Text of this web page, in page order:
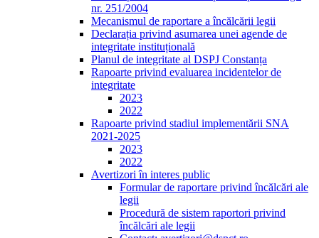
nr. 251/2004
Mecanismul de raportare a încălcării legii
Declarația privind asumarea unei agende de
integritate instituțională
Planul de integritate al DSPJ Constanța
Rapoarte privind evaluarea incidentelor de
integritate
2023
2022
Rapoarte privind stadiul implementării SNA
2021-2025
2023
2022
Avertizori în interes public
Formular de raportare privind încălcări ale
legii
Procedură de sistem raportori privind
încălcări ale legii